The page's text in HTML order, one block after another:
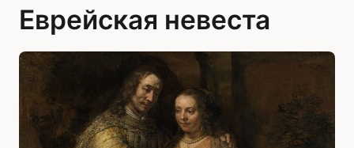
Еврейская невеста